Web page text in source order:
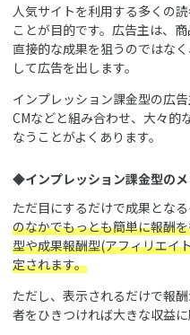
人気サイトを利用する多くの
ことが目的です。広告主は、
直接的な成果を狙うのではな
して広告を出します。
インプレッション課金型の広
CMなどと組み合わせ、大々的
なうことがよくあります。
◆インプレッション課金型の
ただ目にするだけで成果とな
のなかでもっとも簡単に報酬
型や成果報酬型(アフィリエイ
定されます。
ただし、表示されるだけで報
者をひきつければ大きな収益に